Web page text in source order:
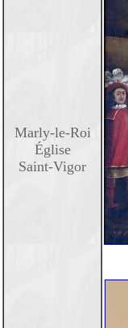
Marly-le-Roi
Église
Saint-Vigor